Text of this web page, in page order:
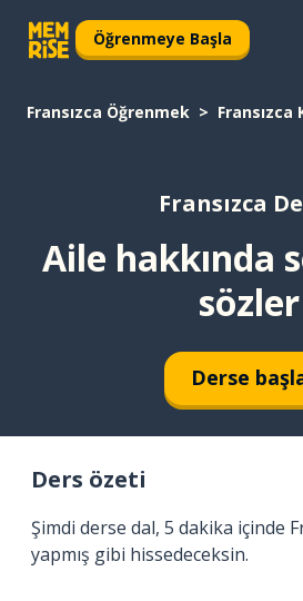
Öğrenmeye Başla
Fransızca Öğrenmek Fransızca
Fransızca
Aile hakkında
sözler
Derse
Ders özeti
Şimdi derse dal, 5 dakika içinde
yapmış gibi hissedeceksin.